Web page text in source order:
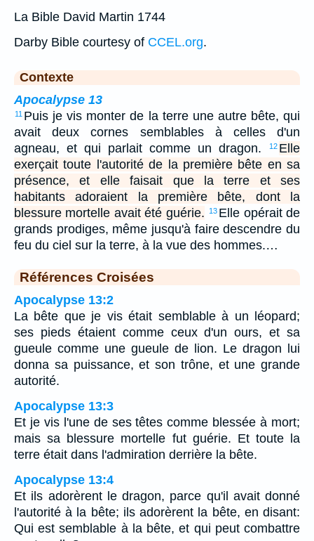
La Bible David Martin 1744
Darby Bible courtesy of CCEL.org.
Contexte
Apocalypse 13
11 Puis je vis monter de la terre une autre bête, qui
avait deux cornes semblables à celles d'un
agneau, et qui parlait comme un dragon.
12 Elle
exerçait toute l'autorité de la première bête en sa
présence, et elle faisait que la terre et ses
habitants adoraient la première bête, dont la
blessure mortelle avait été guérie.
13 Elle opérait de
grands prodiges, même jusqu'à faire descendre du
feu du ciel sur la terre, à la vue des hommes.…
Références Croisées
Apocalypse 13:2
La bête que je vis était semblable à un léopard;
ses pieds étaient comme ceux d'un ours, et sa
gueule comme une gueule de lion. Le dragon lui
donna sa puissance, et son trône, et une grande
autorité.
Apocalypse 13:3
Et je vis l'une de ses têtes comme blessée à mort;
mais sa blessure mortelle fut guérie. Et toute la
terre était dans l'admiration derrière la bête.
Apocalypse 13:4
Et ils adorèrent le dragon, parce qu'il avait donné
l'autorité à la bête; ils adorèrent la bête, en disant:
Qui est semblable à la bête, et qui peut combattre